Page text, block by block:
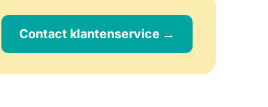
Contact klantenservice →